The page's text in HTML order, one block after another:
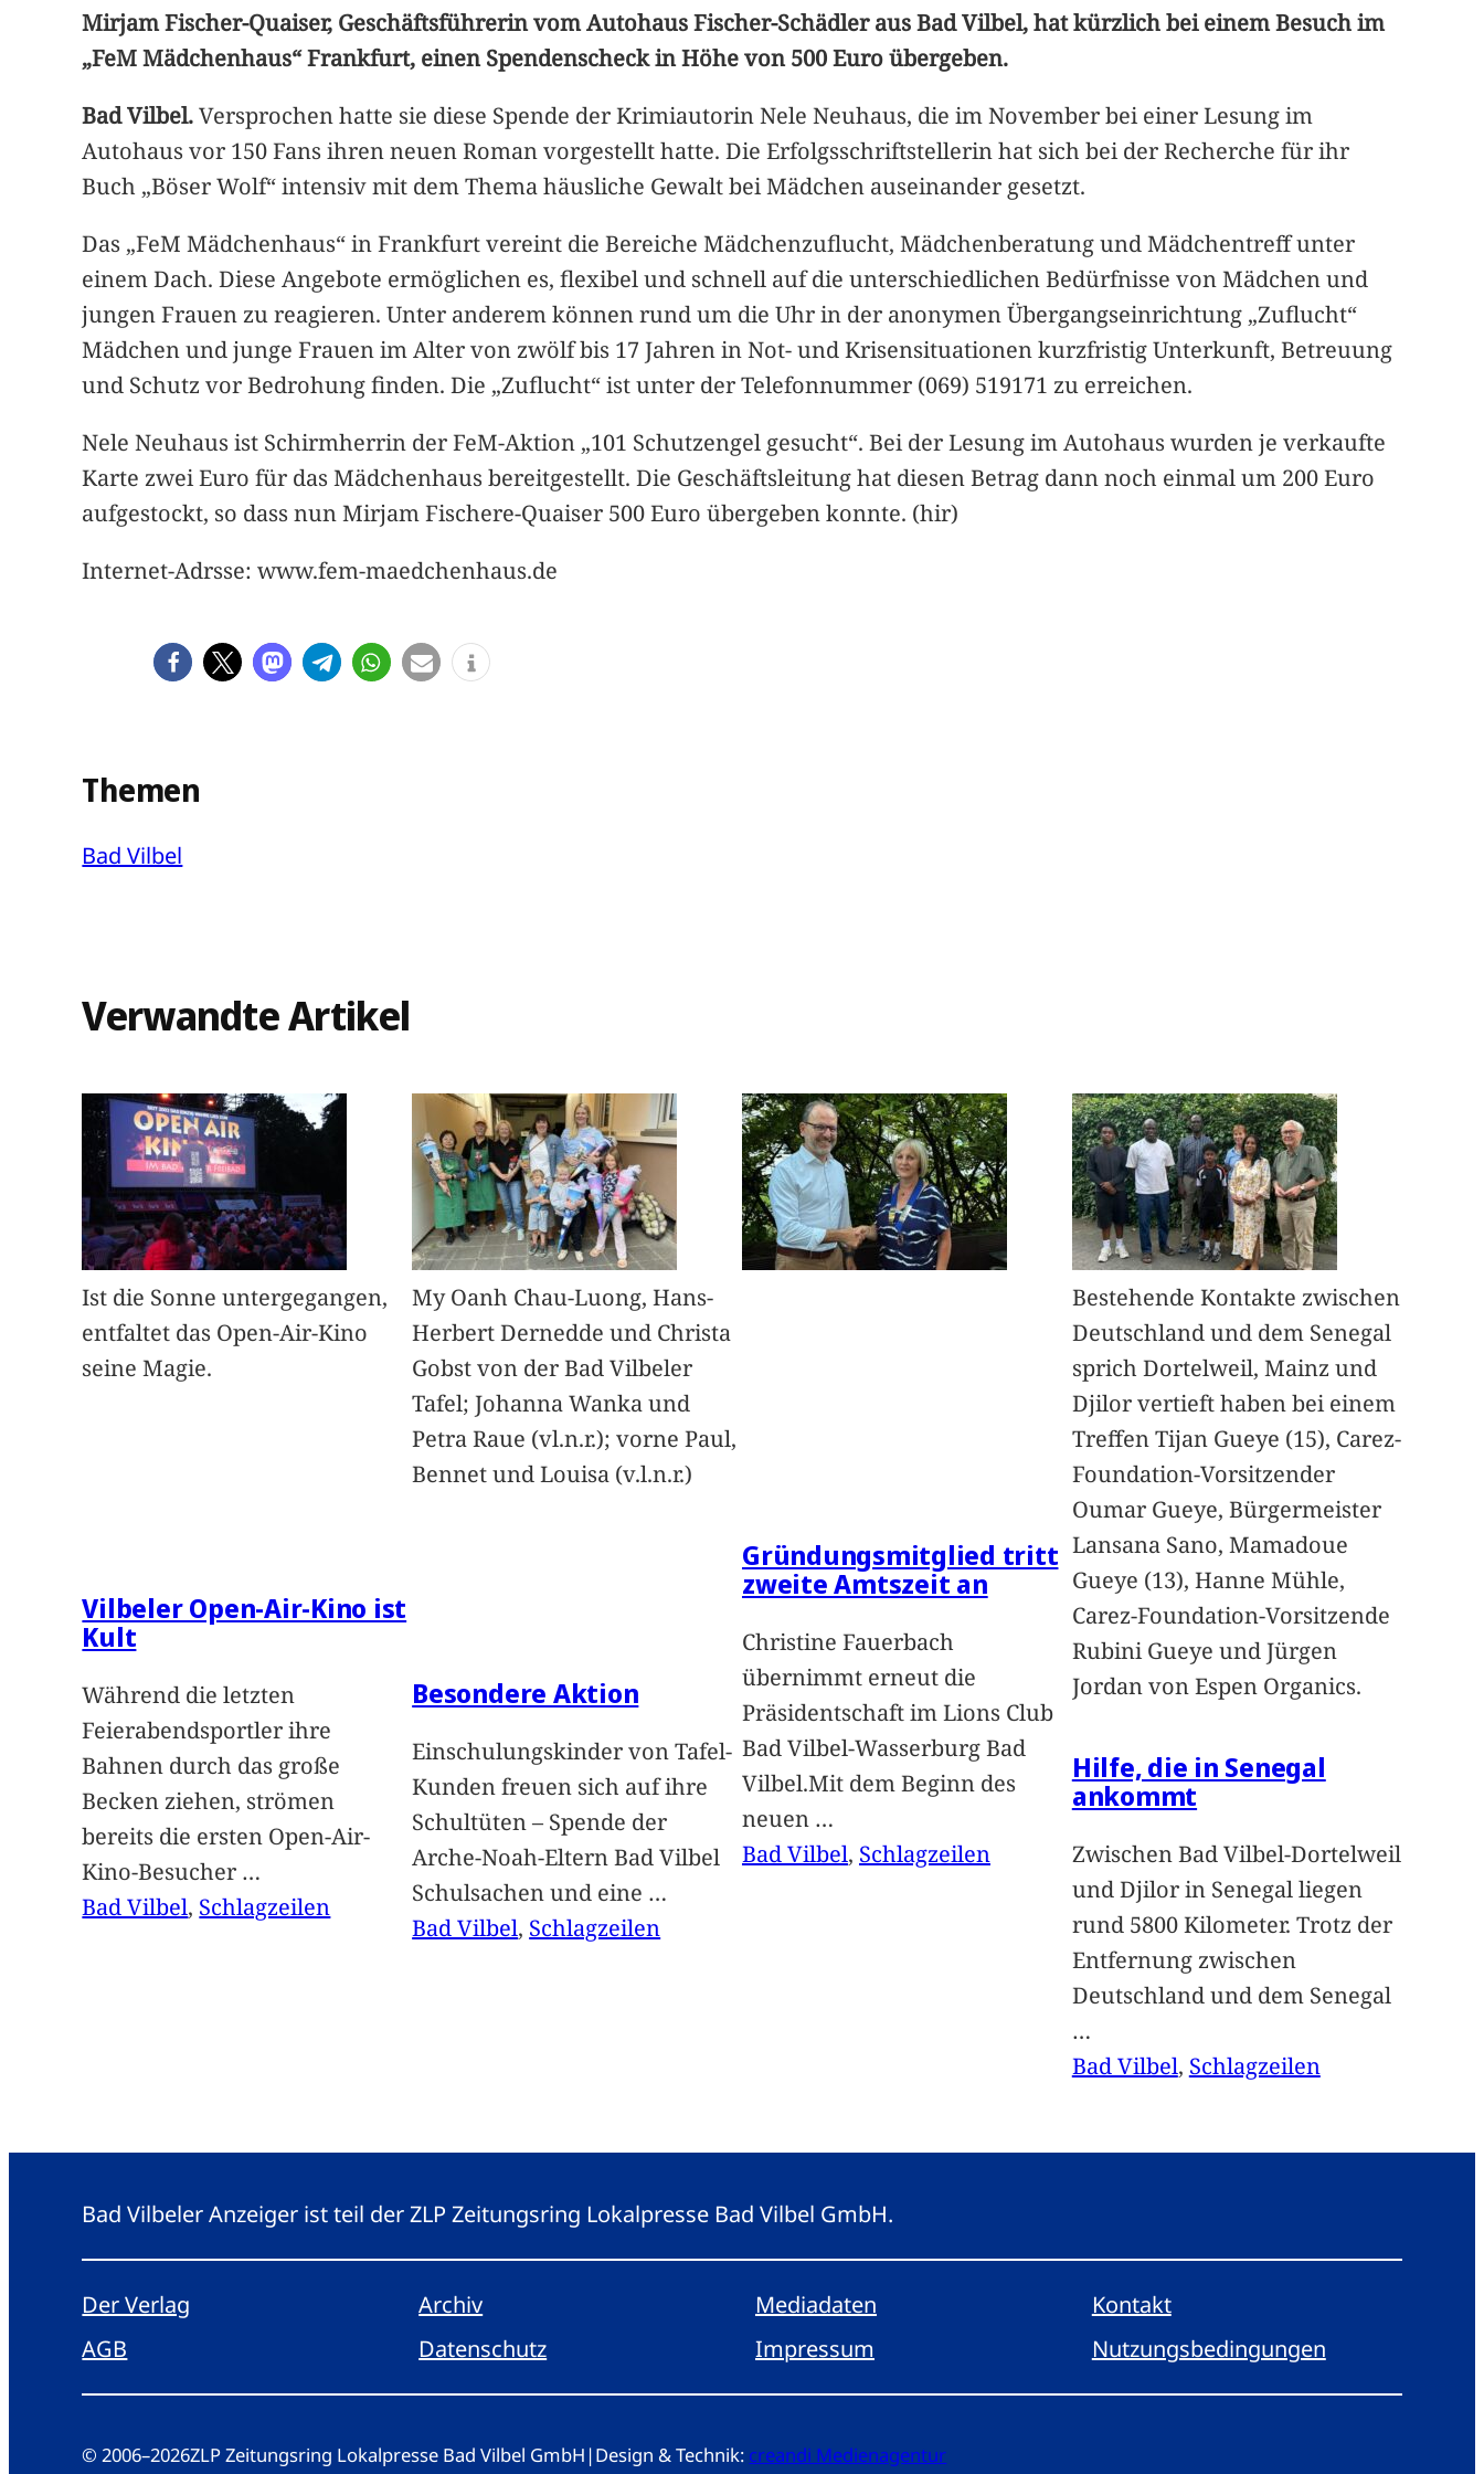
Mirjam Fischer-Quaiser, Geschäftsführerin vom Autohaus Fischer-Schädler aus Bad Vilbel, hat kürzlich bei einem Besuch im
„FeM Mädchenhaus“ Frankfurt, einen Spendenscheck in Höhe von 500 Euro übergeben.
Bad Vilbel.Versprochen hatte sie diese Spende der Krimiautorin Nele Neuhaus, die im November bei einer Lesung im
Autohaus vor 150 Fans ihren neuen Roman vorgestellt hatte. Die Erfolgsschriftstellerin hat sich bei der Recherche für ihr
Buch „Böser Wolf“ intensiv mit dem Thema häusliche Gewalt bei Mädchen auseinander gesetzt.
Das „FeM Mädchenhaus“ in Frankfurt vereint die Bereiche Mädchenzuflucht, Mädchenberatung und Mädchentreff unter
einem Dach. Diese Angebote ermöglichen es, flexibel und schnell auf die unterschiedlichen Bedürfnisse von Mädchen und
jungen Frauen zu reagieren. Unter anderem können rund um die Uhr in der anonymen Übergangseinrichtung „Zuflucht“
Mädchen und junge Frauen im Alter von zwölf bis 17 Jahren in Not- und Krisensituationen kurzfristig Unterkunft, Betreuung
und Schutz vor Bedrohung finden. Die „Zuflucht“ ist unter der Telefonnummer (069) 519171 zu erreichen.
Nele Neuhaus ist Schirmherrin der FeM-Aktion „101 Schutzengel gesucht“. Bei der Lesung im Autohaus wurden je verkaufte
Karte zwei Euro für das Mädchenhaus bereitgestellt. Die Geschäftsleitung hat diesen Betrag dann noch einmal um 200 Euro
aufgestockt, so dass nun Mirjam Fischere-Quaiser 500 Euro übergeben konnte. (hir)
Internet-Adrsse: www.fem-maedchenhaus.de
Themen
Bad Vilbel
Verwandte Artikel
Ist die Sonne untergegangen,
entfaltet das Open-Air-Kino
seine Magie.
Vilbeler Open-Air-Kino ist
Kult
Während die letzten
Feierabendsportler ihre
Bahnen durch das große
Becken ziehen, strömen
bereits die ersten Open-Air-
Kino-Besucher …
Bad Vilbel, Schlagzeilen
My Oanh Chau-Luong, Hans-
Herbert Dernedde und Christa
Gobst von der Bad Vilbeler
Tafel; Johanna Wanka und
Petra Raue (vl.n.r.); vorne Paul,
Bennet und Louisa (v.l.n.r.)
Besondere Aktion
Einschulungskinder von Tafel-
Kunden freuen sich auf ihre
Schultüten – Spende der
Arche-Noah-Eltern Bad Vilbel
Schulsachen und eine …
Bad Vilbel, Schlagzeilen
Gründungsmitglied tritt
zweite Amtszeit an
Christine Fauerbach
übernimmt erneut die
Präsidentschaft im Lions Club
Bad Vilbel-Wasserburg Bad
Vilbel.Mit dem Beginn des
neuen …
Bad Vilbel, Schlagzeilen
Bestehende Kontakte zwischen
Deutschland und dem Senegal
sprich Dortelweil, Mainz und
Djilor vertieft haben bei einem
Treffen Tijan Gueye (15), Carez-
Foundation-Vorsitzender
Oumar Gueye, Bürgermeister
Lansana Sano, Mamadoue
Gueye (13), Hanne Mühle,
Carez-Foundation-Vorsitzende
Rubini Gueye und Jürgen
Jordan von Espen Organics.
Hilfe, die in Senegal
ankommt
Zwischen Bad Vilbel-Dortelweil
und Djilor in Senegal liegen
rund 5800 Kilometer. Trotz der
Entfernung zwischen
Deutschland und dem Senegal
…
Bad Vilbel, Schlagzeilen
Bad Vilbeler Anzeiger ist teil der ZLP Zeitungsring Lokalpresse Bad Vilbel GmbH.
Der Verlag Archiv Mediadaten
Kontakt
AGB
Datenschutz Impressum Nutzungsbedingungen
© 2006–2026ZLP Zeitungsring Lokalpresse Bad Vilbel GmbH |Design & Technik: creandi Medienagentur